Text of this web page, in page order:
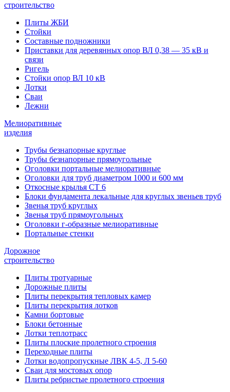
строительство
Плиты ЖБИ
Стойки
Составные подножники
Приставки для деревянных опор ВЛ 0,38 — 35 кВ и
связи
Ригель
Стойки опор ВЛ 10 кВ
Лотки
Сваи
Лежни
Мелиоративные
изделия
Трубы безнапорные круглые
Трубы безнапорные прямоугольные
Оголовки портальные мелиоративные
Оголовки для труб диаметром 1000 и 600 мм
Откосные крылья СТ 6
Блоки фундамента лекальные для круглых звеньев труб
Звенья труб круглых
Звенья труб прямоугольных
Оголовки г-образные мелиоративные
Портальные стенки
Дорожное
строительство
Плиты тротуарные
Дорожные плиты
Плиты перекрытия тепловых камер
Плиты перекрытия лотков
Камни бортовые
Блоки бетонные
Лотки теплотрасс
Плиты плоские пролетного строения
Переходные плиты
Лотки водопропускные ЛВК 4-5, Л 5-60
Сваи для мостовых опор
Плиты ребристые пролетного строения